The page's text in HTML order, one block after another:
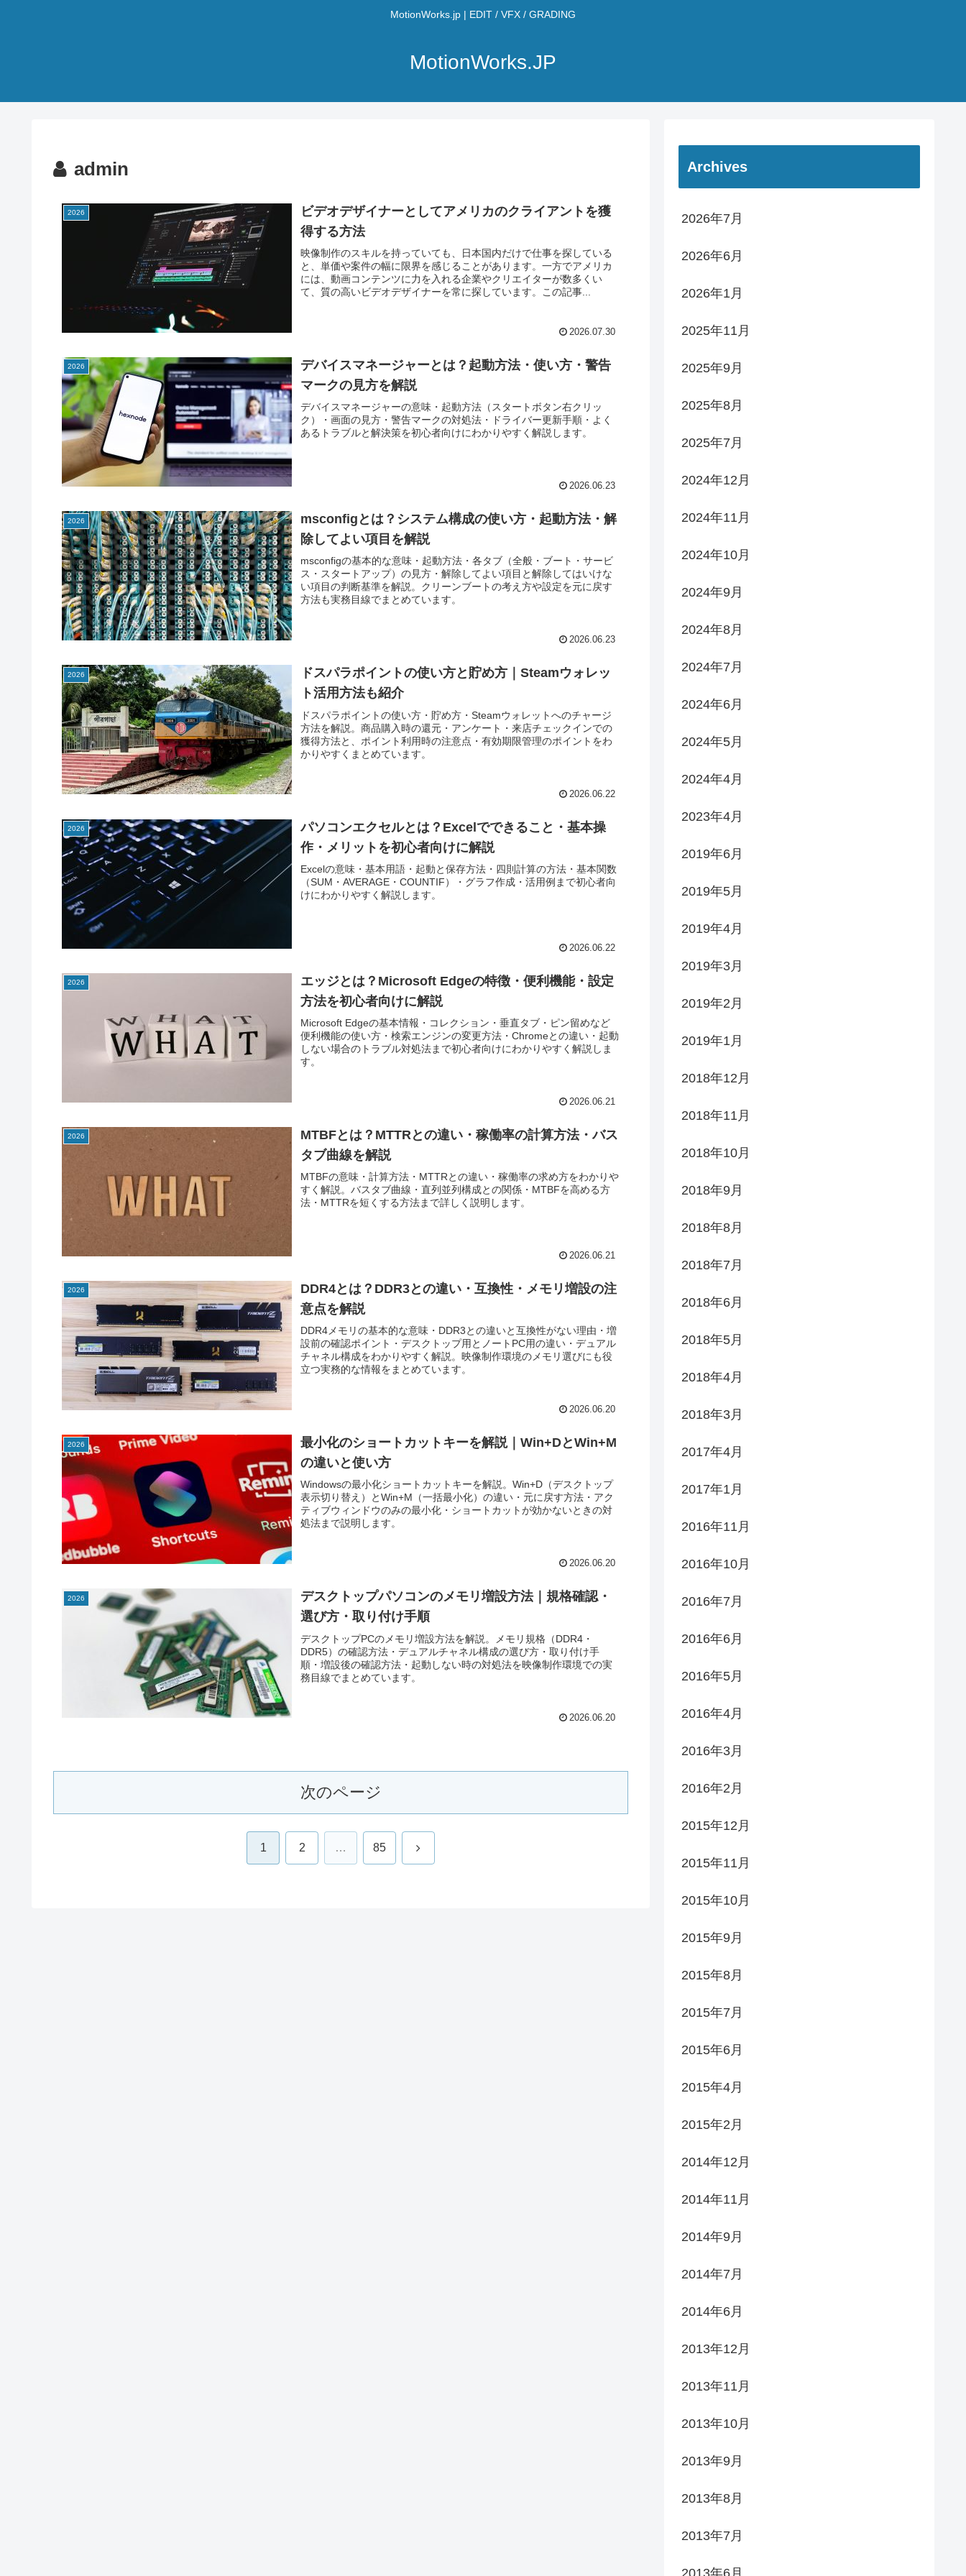
MotionWorks.jp | EDIT / VFX / GRADING
MotionWorks.JP
admin
2026
ビデオデザイナーとしてアメリカのクライアントを獲
得する方法
映像制作のスキルを持っていても、日本国内だけで仕事を探している
と、単価や案件の幅に限界を感じることがあります。一方でアメリカ
には、動画コンテンツに力を入れる企業やクリエイターが数多くい
て、質の高いビデオデザイナーを常に探しています。この記事...
2026.07.30
2026
デバイスマネージャーとは？起動方法・使い方・警告
マークの見方を解説
デバイスマネージャーの意味・起動方法（スタートボタン右クリッ
ク）・画面の見方・警告マークの対処法・ドライバー更新手順・よく
あるトラブルと解決策を初心者向けにわかりやすく解説します。
2026.06.23
2026
msconfigとは？システム構成の使い方・起動方法・解
除してよい項目を解説
msconfigの基本的な意味・起動方法・各タブ（全般・ブート・サービ
ス・スタートアップ）の見方・解除してよい項目と解除してはいけな
い項目の判断基準を解説。クリーンブートの考え方や設定を元に戻す
方法も実務目線でまとめています。
2026.06.23
2026
ドスパラポイントの使い方と貯め方｜Steamウォレッ
ト活用方法も紹介
ドスパラポイントの使い方・貯め方・Steamウォレットへのチャージ
方法を解説。商品購入時の還元・アンケート・来店チェックインでの
獲得方法と、ポイント利用時の注意点・有効期限管理のポイントをわ
かりやすくまとめています。
2026.06.22
2026
パソコンエクセルとは？Excelでできること・基本操
作・メリットを初心者向けに解説
Excelの意味・基本用語・起動と保存方法・四則計算の方法・基本関数
（SUM・AVERAGE・COUNTIF）・グラフ作成・活用例まで初心者向
けにわかりやすく解説します。
2026.06.22
2026
エッジとは？Microsoft Edgeの特徴・便利機能・設定
方法を初心者向けに解説
Microsoft Edgeの基本情報・コレクション・垂直タブ・ピン留めなど
便利機能の使い方・検索エンジンの変更方法・Chromeとの違い・起動
しない場合のトラブル対処法まで初心者向けにわかりやすく解説しま
す。
2026.06.21
2026
MTBFとは？MTTRとの違い・稼働率の計算方法・バス
タブ曲線を解説
MTBFの意味・計算方法・MTTRとの違い・稼働率の求め方をわかりや
すく解説。バスタブ曲線・直列並列構成との関係・MTBFを高める方
法・MTTRを短くする方法まで詳しく説明します。
2026.06.21
2026
DDR4とは？DDR3との違い・互換性・メモリ増設の注
意点を解説
DDR4メモリの基本的な意味・DDR3との違いと互換性がない理由・増
設前の確認ポイント・デスクトップ用とノートPC用の違い・デュアル
チャネル構成をわかりやすく解説。映像制作環境のメモリ選びにも役
立つ実務的な情報をまとめています。
2026.06.20
2026
最小化のショートカットキーを解説｜Win+DとWin+M
の違いと使い方
Windowsの最小化ショートカットキーを解説。Win+D（デスクトップ
表示切り替え）とWin+M（一括最小化）の違い・元に戻す方法・アク
ティブウィンドウのみの最小化・ショートカットが効かないときの対
処法まで説明します。
2026.06.20
2026
デスクトップパソコンのメモリ増設方法｜規格確認・
選び方・取り付け手順
デスクトップPCのメモリ増設方法を解説。メモリ規格（DDR4・
DDR5）の確認方法・デュアルチャネル構成の選び方・取り付け手
順・増設後の確認方法・起動しない時の対処法を映像制作環境での実
務目線でまとめています。
2026.06.20
次のページ
1 2 … 85 次
Archives
2026年7月
2026年6月
2026年1月
2025年11月
2025年9月
2025年8月
2025年7月
2024年12月
2024年11月
2024年10月
2024年9月
2024年8月
2024年7月
2024年6月
2024年5月
2024年4月
2023年4月
2019年6月
2019年5月
2019年4月
2019年3月
2019年2月
2019年1月
2018年12月
2018年11月
2018年10月
2018年9月
2018年8月
2018年7月
2018年6月
2018年5月
2018年4月
2018年3月
2017年4月
2017年1月
2016年11月
2016年10月
2016年7月
2016年6月
2016年5月
2016年4月
2016年3月
2016年2月
2015年12月
2015年11月
2015年10月
2015年9月
2015年8月
2015年7月
2015年6月
2015年4月
2015年2月
2014年12月
2014年11月
2014年9月
2014年7月
2014年6月
2013年12月
2013年11月
2013年10月
2013年9月
2013年8月
2013年7月
2013年6月